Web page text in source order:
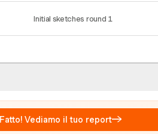
Initial sketches round 1
Fatto! Vediamo il tuo report→